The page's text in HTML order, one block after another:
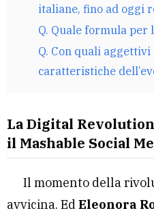
italiane, fino ad oggi
Q. Quale formula per
Q. Con quali
caratteristiche
La Digital
il Mashable Social
Il momento della
avvicina. EdEleonora